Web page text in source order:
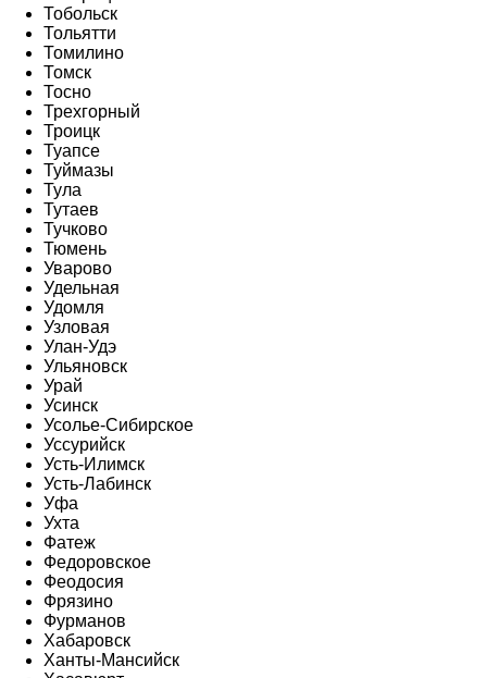
Тобольск
Тольятти
Томилино
Томск
Тосно
Трехгорный
Троицк
Туапсе
Туймазы
Тула
Тутаев
Тучково
Тюмень
Уварово
Удельная
Удомля
Узловая
Улан-Удэ
Ульяновск
Урай
Усинск
Усолье-Сибирское
Уссурийск
Усть-Илимск
Усть-Лабинск
Уфа
Ухта
Фатеж
Федоровское
Феодосия
Фрязино
Фурманов
Хабаровск
Ханты-Мансийск